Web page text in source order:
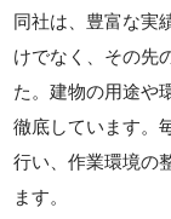
同社は、豊富な実
けでなく、その先
た。建物の用途や
徹底しています。
行い、作業環境の
ます。